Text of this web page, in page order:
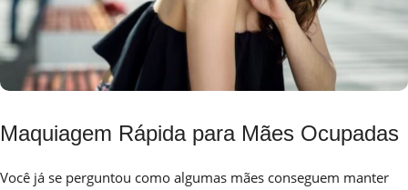
Maquiagem Rápida para Mães Ocupadas
Você já se perguntou como algumas mães conseguem manter